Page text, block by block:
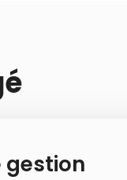
gestion